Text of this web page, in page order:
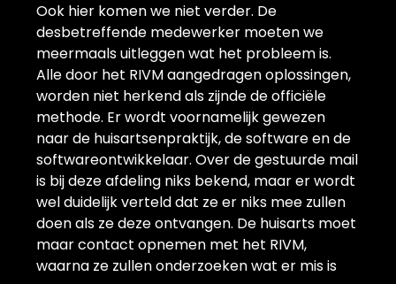
Ook hier komen we niet verder. De
desbetreffende medewerker moeten we
meermaals uitleggen wat het probleem is.
Alle door het RIVM aangedragen oplossingen,
worden niet herkend als zijnde de officiële
methode. Er wordt voornamelijk gewezen
naar de huisartsenpraktijk, de software en de
softwareontwikkelaar. Over de gestuurde mail
is bij deze afdeling niks bekend, maar er wordt
wel duidelijk verteld dat ze er niks mee zullen
doen als ze deze ontvangen. De huisarts moet
maar contact opnemen met het RIVM,
waarna ze zullen onderzoeken wat er mis is